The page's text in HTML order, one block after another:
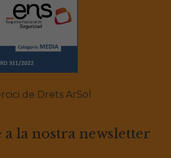
de Drets ArSol
a la nostra newsletter